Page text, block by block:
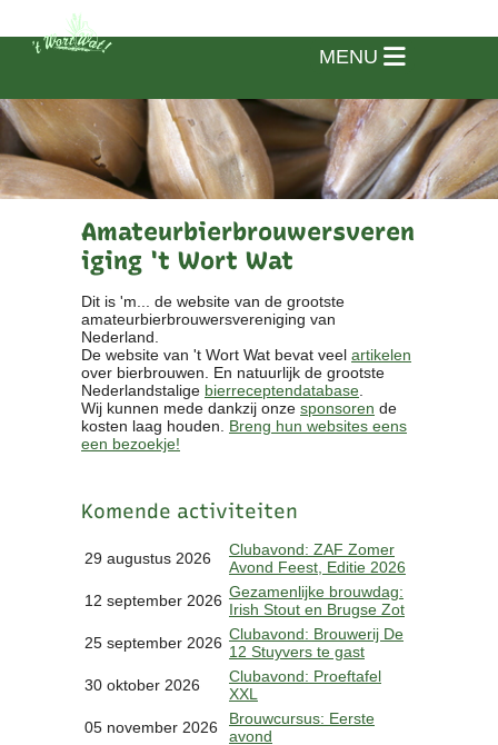
Amateurbierbrouwersveren
iging 't Wort Wat
Dit is 'm... de website van de grootste
amateurbierbrouwersvereniging van
Nederland.
De website van 't Wort Wat bevat veel artikelen
over bierbrouwen. En natuurlijk de grootste
Nederlandstalige bierreceptendatabase
Wij kunnen mede dankzij onze sponsoren de
kosten laag houden. Breng hun websites eens
een bezoekje!
Komende activiteiten
29 augustus 2026
Clubavond: ZAF Zomer
Avond Feest, Editie 2026
12 september 2026 Gezamenlijke brouwdag:
Irish Stout en Brugse Zot
25 september 2026 Clubavond: Brouwerij De
12 Stuyvers te gast
30 oktober 2026
Clubavond: Proeftafel
XXL
05 november 2026
Brouwcursus: Eerste
avond
MENU
Clubkalender
Bestuur
- Historie
Privacyverklaring
Wedstrijduitslagen